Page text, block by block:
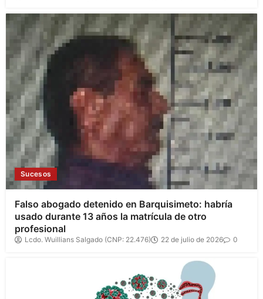
Sucesos
Falso abogado detenido en Barquisimeto: habría
usado durante 13 años la matrícula de otro
profesional
Lcdo. Wuillians Salgado (CNP: 22.476) 22 de julio de 2026 0